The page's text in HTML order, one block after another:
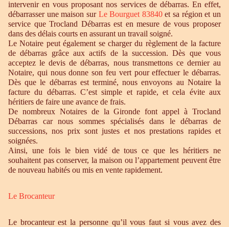
intervenir en vous proposant nos services de débarras. En effet,
débarrasser une maison sur Le Bourguet 83840et sa région et un
service que Trocland Débarras est en mesure de vous proposer
dans des délais courts en assurant un travail soigné.
Le Notaire peut également se charger du règlement de la facture
de débarras grâce aux actifs de la succession. Dès que vous
acceptez le devis de débarras, nous transmettons ce dernier au
Notaire, qui nous donne son feu vert pour effectuer le débarras.
Dès que le débarras est terminé, nous envoyons au Notaire la
facture du débarras. C’est simple et rapide, et cela évite aux
héritiers de faire une avance de frais.
De nombreux Notaires de la Gironde font appel à Trocland
Débarras car nous sommes spécialisés dans le débarras de
successions, nos prix sont justes et nos prestations rapides et
soignées.
Ainsi, une fois le bien vidé de tous ce que les héritiers ne
souhaitent pas conserver, la maison ou l’appartement peuvent être
de nouveau habités ou mis en vente rapidement.
Le Brocanteur
Le brocanteur est la personne qu’il vous faut si vous avez des